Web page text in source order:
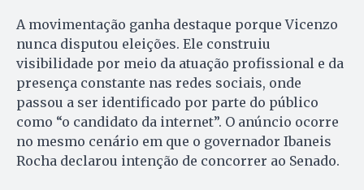
A movimentação ganha destaque porque Vicenzo
nunca disputou eleições. Ele construiu
visibilidade por meio da atuação profissional e da
presença constante nas redes sociais, onde
passou a ser identificado por parte do público
como “o candidato da internet”. O anúncio ocorre
no mesmo cenário em que o governador Ibaneis
Rocha declarou intenção de concorrer ao Senado.